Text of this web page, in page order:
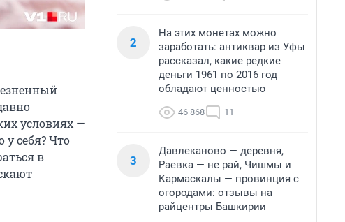
условиях —
у себя? Что
в
2
На этих монетах можно
заработать: антиквар из Уфы
рассказал, какие редкие
деньги 1961 по 2016 год
обладают ценностью
46 868 11
3
Давлеканово — деревня,
Раевка — не рай, Чишмы и
Кармаскалы — провинция с
огородами: отзывы на
райцентры Башкирии